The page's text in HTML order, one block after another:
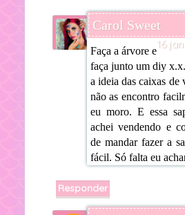
Carol Sweet
16
Faça a árvore e
faça junto um diy
a ideia das caixas de
não as encontro
eu moro. E essa
achei vendendo e
de mandar fazer a
fácil. Só falta eu
Responder